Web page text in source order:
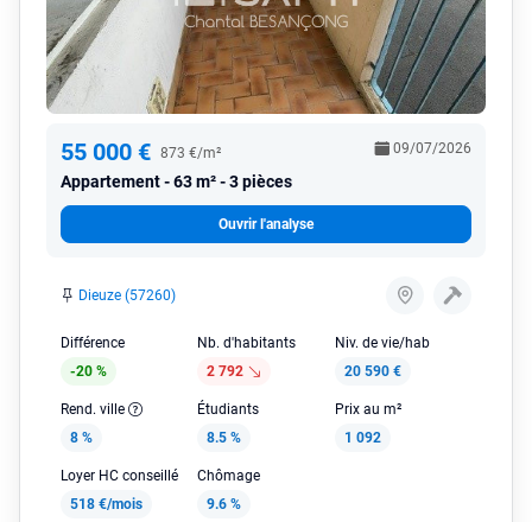
55 000 € 873 €/m²
Appartement 63 m² - 3 pièces
09/07/2026
Ouvrir l'analyse
Dieuze (57260)
Différence
-20 %
Nb. d'habitants
2 792
Niv. de vie/hab
20 590 €
Rend. ville
8 %
Étudiants
8.5 %
Prix au m²
1 092
Loyer HC conseillé
518 €/mois
Chômage
9.6 %